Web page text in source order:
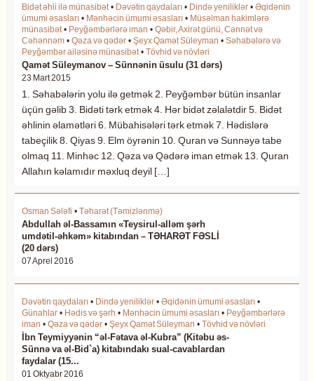
Bidət əhli ilə münasibət • Dəvətin qaydaları • Dində yeniliklər • Əqidənin
ümumi əsasları • Mənhəcin ümumi əsasları • Müsəlman hakimlərə
münasibət • Peyğəmbərlərə iman • Qəbir, Axirət günü, Cənnət və
Cəhənnəm • Qəza və qədər • Şeyx Qamət Süleyman • Səhabələrə və
Peyğəmbər ailəsinə münasibət • Tövhid və növləri
Qamət Süleymanov – Sünnənin üsulu (31 dərs)
23 Mart 2015
1. Səhabələrin yolu ilə getmək 2. Peyğəmbər bütün insanlar
üçün gəlib 3. Bidəti tərk etmək 4. Hər bidət zəlalətdir 5. Bidət
əhlinin əlamətləri 6. Mübahisələri tərk etmək 7. Hədislərə
tabeçilik 8. Qiyas 9. Elm öyrənin 10. Quran və Sunnəyə tabe
olmaq 11. Minhəc 12. Qəza və Qədərə iman etmək 13. Quran
Allahın kəlamıdır məxluq deyil […]
Osman Sələfi • Təharət (Təmizlənmə)
Abdullah əl-Bassamın «Teysirul-alləm şərh
umdətil-əhkəm» kitabından – TƏHARƏT FƏSLİ
(20 dərs)
07 Aprel 2016
Dəvətin qaydaları • Dində yeniliklər • Əqidənin ümumi əsasları •
Günahlar • Hədis və şərh • Mənhəcin ümumi əsasları • Peyğəmbərlərə
iman • Qəza və qədər • Şeyx Qamət Süleyman • Tövhid və növləri
İbn Teymiyyənin “əl-Fətava əl-Kubra” (Kitəbu əs-
Sünnə va əl-Bid`a) kitabındakı sual-cavablardan
faydalar (15...
01 Oktyabr 2016